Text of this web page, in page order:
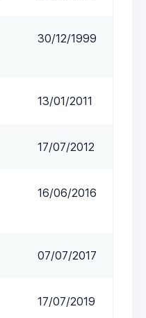
30/12/1999
13/01/2011
17/07/2012
16/06/2016
07/07/2017
17/07/2019